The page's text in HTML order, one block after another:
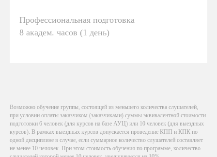
Профессиональная подготовка
8 академ. часов (1 день)
Возможно обучение группы, состоящей из меньшего количества слушателей,
при условии оплаты заказчиком (заказчиками) суммы эквивалентной стоимости
подготовки 6 человек (для курсов на базе АУЦ) или 10 человек (для выездных
курсов). В рамках выездных курсов допускается проведение КПП и КПК по
одной дисциплине в случае, если суммарное количество слушателей составляет
не менее 10 человек. При этом стоимость обучения по программе, количество